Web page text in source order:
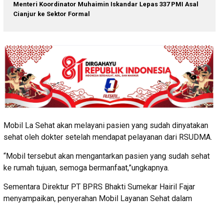
Menteri Koordinator Muhaimin Iskandar Lepas 337 PMI Asal
Cianjur ke Sektor Formal
Mobil La Sehat akan melayani pasien yang sudah dinyatakan
sehat oleh dokter setelah mendapat pelayanan dari RSUDMA.
“Mobil tersebut akan mengantarkan pasien yang sudah sehat
ke rumah tujuan, semoga bermanfaat,”ungkapnya.
Sementara Direktur PT BPRS Bhakti Sumekar Hairil Fajar
menyampaikan, penyerahan Mobil Layanan Sehat dalam